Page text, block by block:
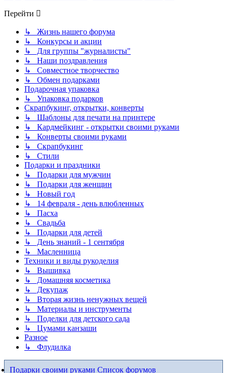
Перейти
↳ Жизнь нашего форума
↳ Конкурсы и акции
↳ Для группы "журналисты"
↳ Наши поздравления
↳ Совместное творчество
↳ Обмен подарками
Подарочная упаковка
↳ Упаковка подарков
Скрапбукинг, открытки, конверты
↳ Шаблоны для печати на принтере
↳ Кардмейкинг - открытки своими руками
↳ Конверты своими руками
↳ Скрапбукинг
↳ Стили
Подарки и праздники
↳ Подарки для мужчин
↳ Подарки для женщин
↳ Новый год
↳ 14 февраля - день влюбленных
↳ Пасха
↳ Свадьба
↳ Подарки для детей
↳ День знаний - 1 сентября
↳ Масленница
Техники и виды рукоделия
↳ Вышивка
↳ Домашняя косметика
↳ Декупаж
↳ Вторая жизнь ненужных вещей
↳ Материалы и инструменты
↳ Поделки для детского сада
↳ Цумами канзаши
Разное
↳ Флудилка
Подарки своими руками Список форумов